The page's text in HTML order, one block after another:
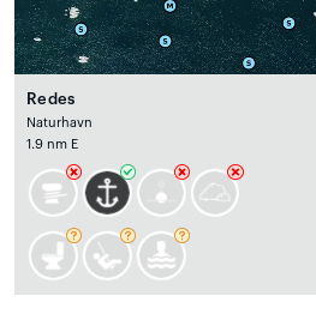
Redes
Naturhavn
1.9 nm E